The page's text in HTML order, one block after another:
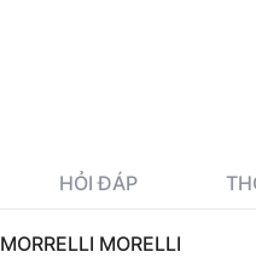
HỎI ĐÁP
MORELLI